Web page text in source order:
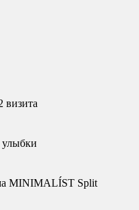
визита
MINIMALÍST Split